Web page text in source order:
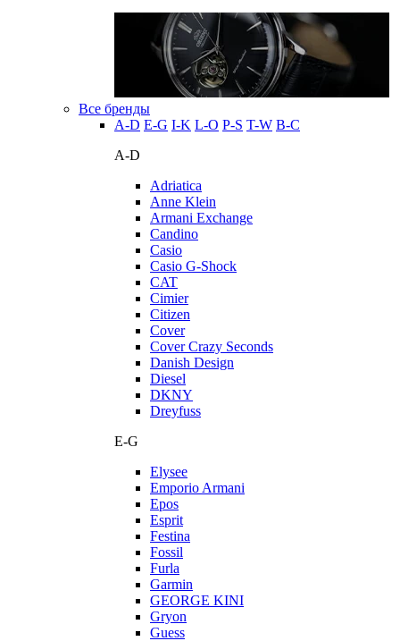
Все бренды
A-D E-G I-K L-O P-S T-W В-С
A-D
Adriatica
Anne Klein
Armani Exchange
Candino
Casio
Casio G-Shock
CAT
Cimier
Citizen
Cover
Cover Crazy Seconds
Danish Design
Diesel
DKNY
Dreyfuss
E-G
Elysee
Emporio Armani
Epos
Esprit
Festina
Fossil
Furla
Garmin
GEORGE KINI
Gryon
Guess